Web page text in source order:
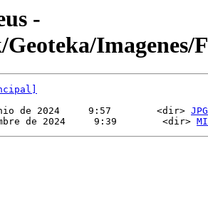
-
Imagenes/
de 2024     9:57        <dir> JPG
de 2024     9:39        <dir>